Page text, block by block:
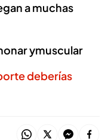
a muchas
ymuscular
deberías